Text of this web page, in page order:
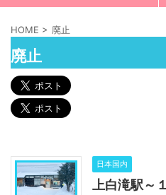
HOME > 廃止
廃止
日本国内
上白滝駅～